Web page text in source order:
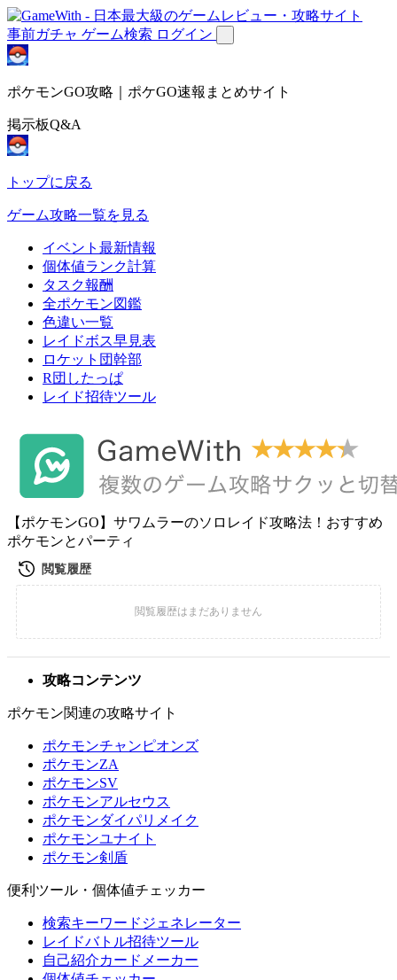
事前ガチャ ゲーム検索 ログイン
ポケモンGO攻略｜ポケGO速報まとめサイト
掲示板Q&A
トップに戻る
ゲーム攻略一覧を見る
イベント最新情報
個体値ランク計算
タスク報酬
全ポケモン図鑑
色違い一覧
レイドボス早見表
ロケット団幹部
R団したっぱ
レイド招待ツール
【ポケモンGO】サワムラーのソロレイド攻略法！おすすめ
ポケモンとパーティ
攻略コンテンツ
ポケモン関連の攻略サイト
ポケモンチャンピオンズ
ポケモンZA
ポケモンSV
ポケモンアルセウス
ポケモンダイパリメイク
ポケモンユナイト
ポケモン剣盾
便利ツール・個体値チェッカー
検索キーワードジェネレーター
レイドバトル招待ツール
自己紹介カードメーカー